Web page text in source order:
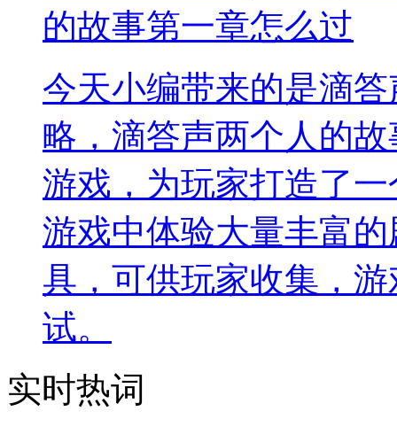
的故事第一章怎么过
今天小编带来的是滴
略，滴答声两个人的
游戏，为玩家打造了
游戏中体验大量丰富
具，可供玩家收集，
试。
实时热词